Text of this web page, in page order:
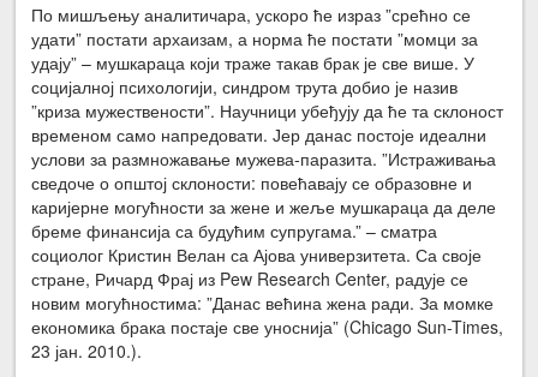
По мишљењу аналитичара, ускоро ће израз ”срећно се
удати” постати архаизам, а норма ће постати ”момци за
удају” – мушкараца који траже такав брак је све више. У
социјалној психологији, синдром трута добио је назив
”криза мужествености”. Научници убеђују да ће та склоност
временом само напредовати. Јер данас постоје идеални
услови за размножавање мужева-паразита. ”Истраживања
сведоче о општој склоности: повећавају се образовне и
каријерне могућности за жене и жеље мушкараца да деле
бреме финансија са будућим супругама.” – сматра
социолог Кристин Велан са Ајова универзитета. Са своје
стране, Ричард Фрај из Pew Research Center, радује се
новим могућностима: ”Данас већина жена ради. За момке
економика брака постаје све уноснија” (Chicago Sun-Times,
23 јан. 2010.).